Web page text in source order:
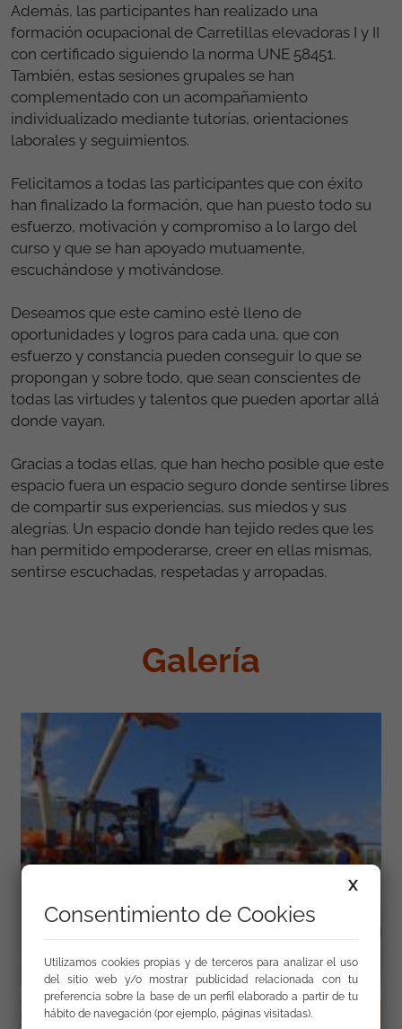
Además, las participantes han realizado una
formación ocupacional de Carretillas elevadoras I y II
con certificado siguiendo la norma UNE 58451.
También, estas sesiones grupales se han
complementado con un acompañamiento
individualizado mediante tutorías, orientaciones
laborales y seguimientos.
Felicitamos a todas las participantes que con éxito
han finalizado la formación, que han puesto todo su
esfuerzo, motivación y compromiso a lo largo del
curso y que se han apoyado mutuamente,
escuchándose y motivándose.
Deseamos que este camino esté lleno de
oportunidades y logros para cada una, que con
esfuerzo y constancia pueden conseguir lo que se
propongan y sobre todo, que sean conscientes de
todas las virtudes y talentos que pueden aportar allá
donde vayan.
Gracias a todas ellas, que han hecho posible que este
espacio fuera un espacio seguro donde sentirse libres
de compartir sus experiencias, sus miedos y sus
alegrías. Un espacio donde han tejido redes que les
han permitido empoderarse, creer en ellas mismas,
sentirse escuchadas, respetadas y arropadas.
Galería
X
Consentimiento de Cookies
Utilizamos cookies propias y de terceros para analizar el uso
del sitio web y/o mostrar publicidad relacionada con tu
preferencia sobre la base de un perfil elaborado a partir de tu
hábito de navegación (por ejemplo, páginas visitadas).